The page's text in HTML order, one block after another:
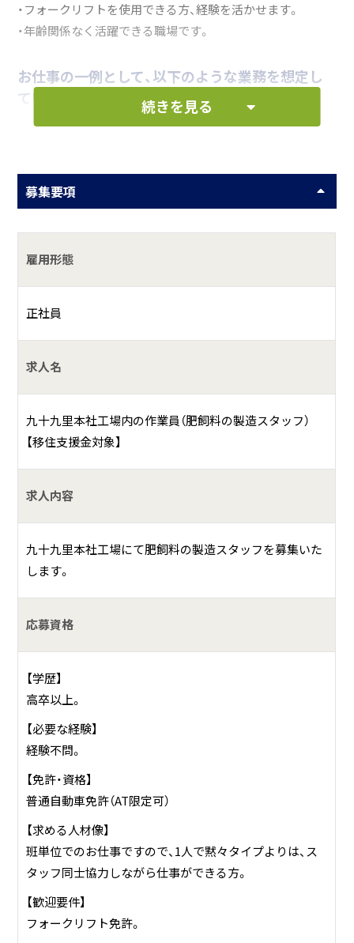
・フォークリフトを使用できる方、経験を活かせます。
・年齢関係なく活躍できる職場です。
お仕事の一例として、以下のような業務を想定し
ています。
何をしている会社？
魚粕の製造を行っています。
続きを見る
募集要項
雇用形態
正社員
求人名
九十九里本社工場内の作業員（肥飼料の製造スタッフ）
【移住支援金対象】
求人内容
九十九里本社工場にて肥飼料の製造スタッフを募集いた
します。
応募資格
【学歴】
高卒以上。
【必要な経験】
経験不問。
【免許・資格】
普通自動車免許（AT限定可）
【求める人材像】
班単位でのお仕事ですので、1人で黙々タイプよりは、ス
タッフ同士協力しながら仕事ができる方。
【歓迎要件】
フォークリフト免許。